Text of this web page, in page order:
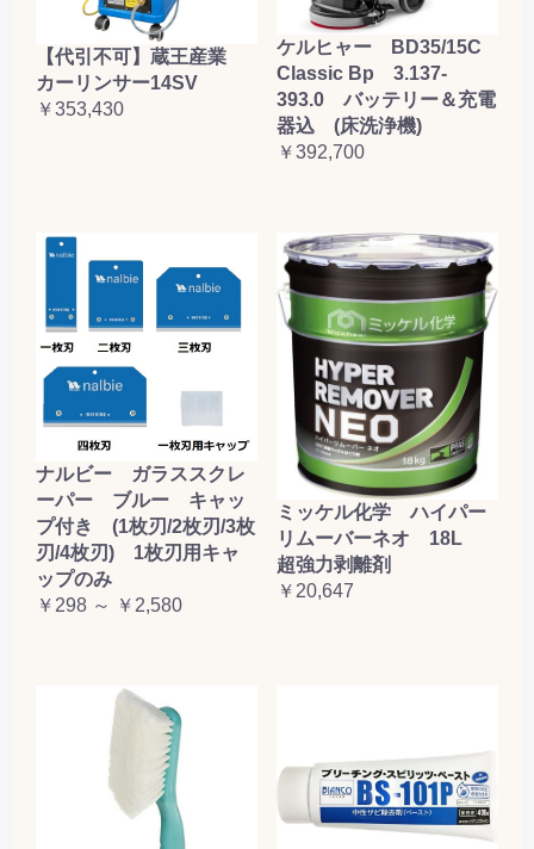
【代引不可】蔵王産業
カーリンサー14SV
￥353,430
ケルヒャー BD35/15C
Classic Bp 3.137-
393.0 バッテリー＆充電
器込 (床洗浄機)
￥392,700
ナルビー ガラススクレ
ーパー ブルー キャッ
プ付き (1枚刃/2枚刃/3枚
刃/4枚刃) 1枚刃用キャ
ップのみ
￥298 ～ ￥2,580
ミッケル化学 ハイパー
リムーバーネオ 18L
超強力剥離剤
￥20,647